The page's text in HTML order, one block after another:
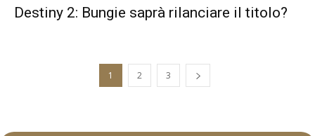
Destiny 2: Bungie saprà rilanciare il titolo?
1 2 3